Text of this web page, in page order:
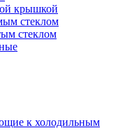
крышкой
стеклом
стеклом
к холодильным